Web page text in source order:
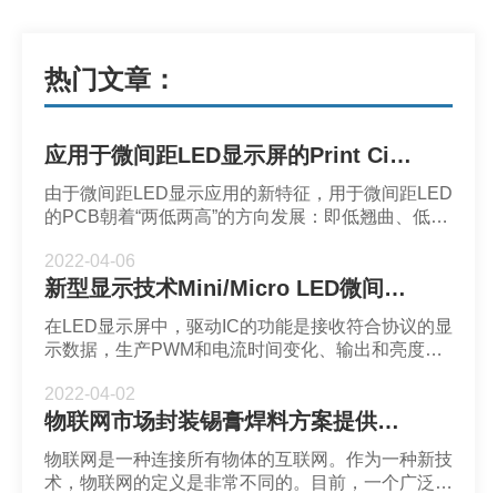
热门文章：
应用于微间距LED显示屏的Print Circuit Board 的趋势与新需求_微间距LED显示屏封装无铅锡膏焊料深圳福英达分享
由于微间距LED显示应用的新特征，用于微间距LED
的PCB朝着“两低两高”的方向发展：即低翘曲、低涨
距LED显示屏整体发热量大从而需要更快的散热问
题，高导热性可以延长LED和驱动IC的使用寿命。低
LED良率的问题。微间距LED显示屏封装无铅锡膏焊
料深圳福英达分享：应用于微间距LED显示屏的
2022-04-06
新型显示技术Mini/Micro LED微间距封装无铅超微锡膏焊料深圳福英达分享：微间距LED驱动IC发展趋势
在LED显示屏中，驱动IC的功能是接收符合协议的显
示数据，生产PWM和电流时间变化、输出和亮度灰
小。驱动IC的功耗占比增大，因此，进入微间距时
代，节能是驱动IC需要关注的问题。新型显示技术
英达分享：微间距LED驱动IC发展趋势
2022-04-02
物联网市场封装锡膏焊料方案提供商深圳福英达分享：物联网概述
物联网是一种连接所有物体的互联网。作为一种新技
术，物联网的定义是非常不同的。目前，一个广泛的